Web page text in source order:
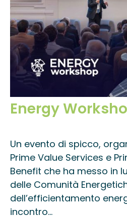
Energy
Un evento di spicco,
Prime Value Services e
Benefit che ha messo in
delle Comunità
dell’efficientamento
incontro...